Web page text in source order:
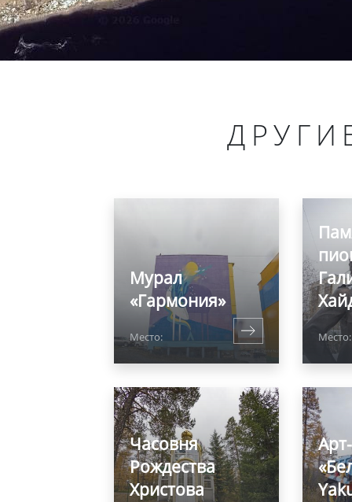
Мурал
«Гармония»
Место: Место:
Часовня
Рождества
Христова